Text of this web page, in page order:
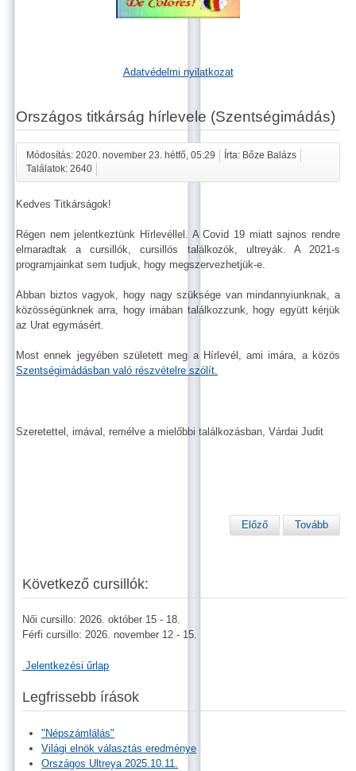
Adatvédelmi nyilatkozat
Országos titkárság hírlevele (Szentségimádás)
Módosítás: 2020. november 23. hétfő, 05:29
Írta: Bőze Balázs
Találatok: 2640
Kedves Titkárságok!
Régen nem jelentkeztünk Hírlevéllel. A Covid 19 miatt sajnos rendre
elmaradtak a cursillók, cursillós találkozók, ultreyák. A 2021-s
programjainkat sem tudjuk, hogy megszervezhetjük-e.
Abban biztos vagyok, hogy nagy szüksége van mindannyiunknak, a
közösségünknek arra, hogy imában találkozzunk, hogy együtt kérjük
az Urat egymásért.
Most ennek jegyében született meg a Hírlevél, ami imára, a közös
Szentségimádásban való részvételre szólít.
Szeretettel, imával, remélve a mielőbbi találkozásban, Várdai Judit
Előző Tovább
Következő cursillók:
Női cursillo: 2026. október 15 - 18.
Férfi cursillo: 2026. november 12 - 15.
Jelentkezési űrlap
Legfrissebb írások
"Népszámlálás"
Világi elnök választás eredménye
Országos Ultreya 2025.10.11.